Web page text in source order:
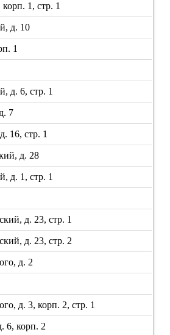
1, стр. 1
д. 10
1
д. 6, стр. 1
7
16, стр. 1
д. 28
д. 1, стр. 1
д. 23, стр. 1
д. 23, стр. 2
д. 2
д. 3, корп. 2, стр. 1
6, корп. 2